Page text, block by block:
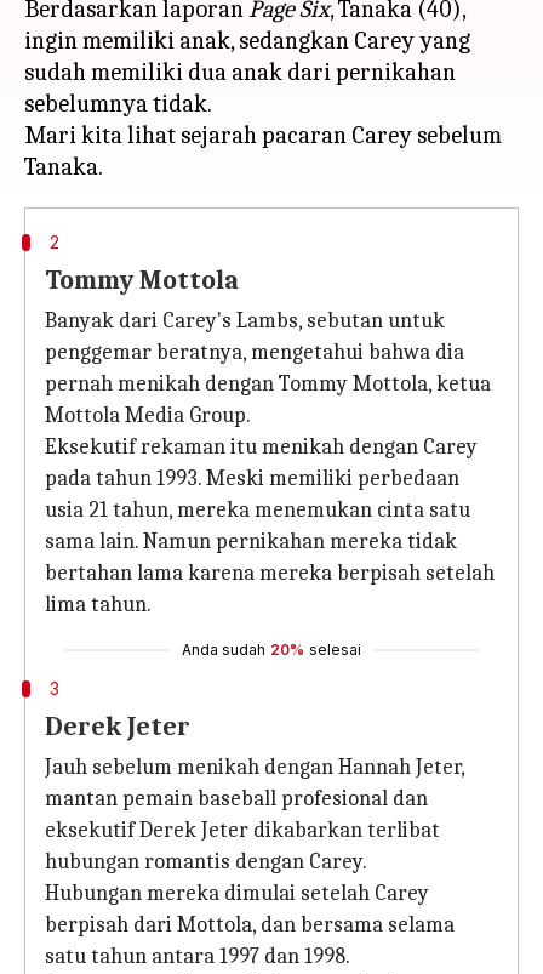
Berdasarkan laporanPage Six, Tanaka (40),
ingin memiliki anak, sedangkan Carey yang
sudah memiliki dua anak dari pernikahan
sebelumnya tidak.
Mari kita lihat sejarah pacaran Carey sebelum
2
Tommy Mottola
Banyak dari Carey's Lambs, sebutan untuk
penggemar beratnya, mengetahui bahwa dia
pernah menikah dengan Tommy Mottola, ketua
Mottola Media Group.
Eksekutif rekaman itu menikah dengan Carey
pada tahun 1993. Meski memiliki perbedaan
usia 21 tahun, mereka menemukan cinta satu
sama lain. Namun pernikahan mereka tidak
bertahan lama karena mereka berpisah setelah
lima tahun.
Anda sudah 20% selesai
3
Derek Jeter
Jauh sebelum menikah dengan Hannah Jeter,
mantan pemain baseball profesional dan
eksekutif Derek Jeter dikabarkan terlibat
hubungan romantis dengan Carey.
Hubungan mereka dimulai setelah Carey
berpisah dari Mottola, dan bersama selama
satu tahun antara 1997 dan 1998.